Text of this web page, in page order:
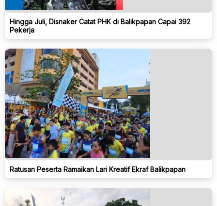
Hingga Juli, Disnaker Catat PHK di Balikpapan Capai 392
Pekerja
Ratusan Peserta Ramaikan Lari Kreatif Ekraf Balikpapan